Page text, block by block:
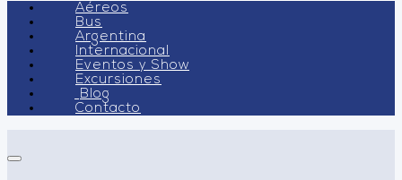
Aéreos
Bus
Argentina
Internacional
Eventos y Show
Excursiones
Blog
Contacto